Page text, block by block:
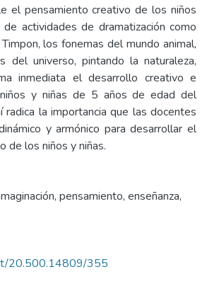
el pensamiento creativo de los niños
actividades de dramatización como
los fonemas del mundo animal,
del universo, pintando la naturaleza,
inmediata el desarrollo creativo e
y niñas de 5 años de edad del
radica la importancia que las docentes
y armónico para desarrollar el
de los niños y niñas.
, pensamiento, enseñanza,
20.500.14809/355